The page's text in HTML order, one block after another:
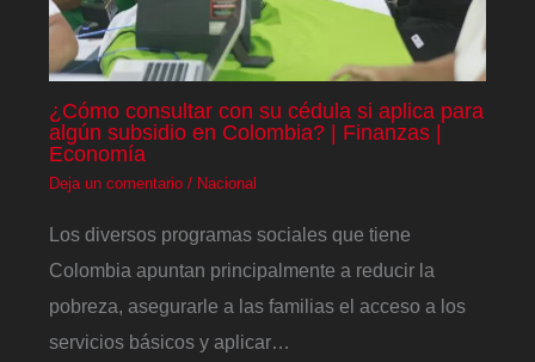
¿Cómo consultar con su cédula si aplica para
algún subsidio en Colombia? | Finanzas |
Economía
Deja un comentario / Nacional
Los diversos programas sociales que tiene
Colombia apuntan principalmente a reducir la
pobreza, asegurarle a las familias el acceso a los
servicios básicos y aplicar…